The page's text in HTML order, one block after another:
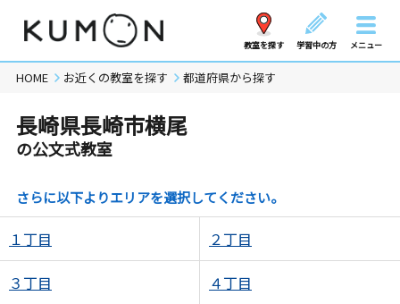
教室を探す 学習中の方 メニュー
HOME お近くの教室を探す 都道府県から探す
長崎県長崎市横尾
の公文式教室
さらに以下よりエリアを選択してください。
１丁目 ２丁目
３丁目 ４丁目